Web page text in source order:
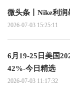
微头条丨Nike利
2026-07-03 15:25:11
6月19-25日美国
42%-今日精选
2026-07-03 11:17:32